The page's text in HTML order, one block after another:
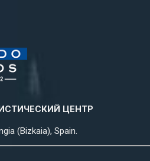
ЦЕНТР
(Bizkaia), Spain.